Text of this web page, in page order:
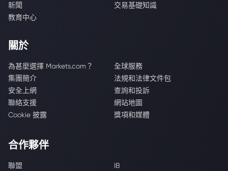
新聞
交易基礎知識
教育中心
關於
為甚麼選擇 Markets.com？
全球服務
集團簡介
法規和法律文件包
安全上網
查詢和投訴
聯絡支援
網站地圖
Cookie 披露
獎項和媒體
合作夥伴
聯盟 IB